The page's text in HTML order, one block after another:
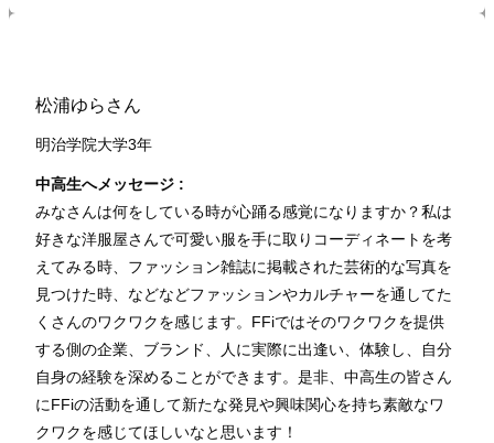
松浦ゆらさん
明治学院大学3年
中高生へメッセージ :
みなさんは何をしている時が心踊る感覚になりますか？私は
好きな洋服屋さんで可愛い服を手に取りコーディネートを考
えてみる時、ファッション雑誌に掲載された芸術的な写真を
見つけた時、などなどファッションやカルチャーを通してた
くさんのワクワクを感じます。FFiではそのワクワクを提供
する側の企業、ブランド、人に実際に出逢い、体験し、自分
自身の経験を深めることができます。是非、中高生の皆さん
にFFiの活動を通して新たな発見や興味関心を持ち素敵なワ
クワクを感じてほしいなと思います！